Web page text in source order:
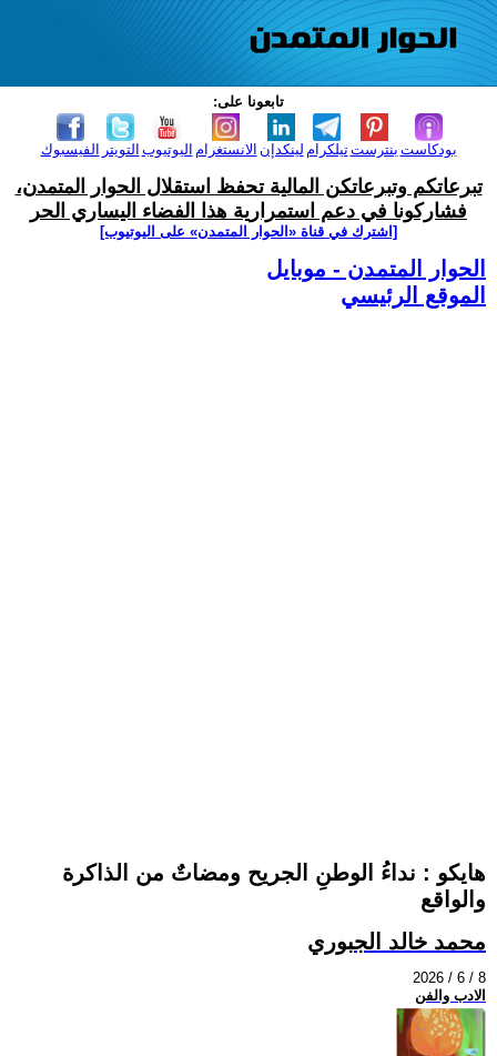
تابعونا على:
الفيسبوك التويتر اليوتيوب الانستغرام لينكدإن تيلكرامبنترست بودكاست
تبرعاتكم وتبرعاتكن المالية تحفظ استقلال الحوار المتمدن،
فشاركونا في دعم استمرارية هذا الفضاء اليساري الحر
[اشترك في قناة ‫«الحوار المتمدن» على اليوتيوب]
الحوار المتمدن - موبايل
الموقع الرئيسي
هايكو : نداءُ الوطنِ الجريح ومضاتٌ من الذاكرة
والواقع
محمد خالد الجبوري
2026 / 6 / 8
الادب والفن